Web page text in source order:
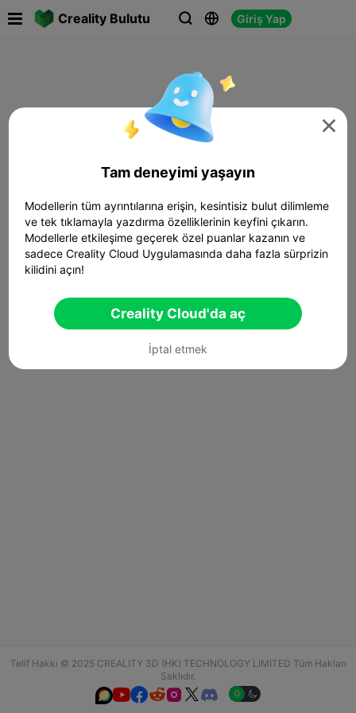
Creality Bulutu   Giriş Yap
Telif Hakkı © 2025 CREALITY 3D (HK) TECHNOLOGY LIMITED Tüm Hakları
Saklıdır.
  

Tam deneyimi yaşayın
Modellerin tüm ayrıntılarına erişin, kesintisiz bulut dilimleme
ve tek tıklamayla yazdırma özelliklerinin keyfini çıkarın.
Modellerle etkileşime geçerek özel puanlar kazanın ve
sadece Creality Cloud Uygulamasında daha fazla sürprizin
kilidini açın!
Creality Cloud'da aç
İptal etmek